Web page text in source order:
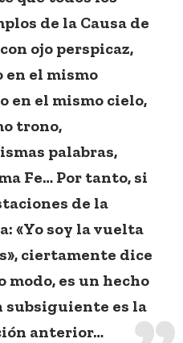
de la Causa de
ojo perspicaz,
en el mismo
en el mismo cielo,
trono,
palabras,
Fe… Por tanto, si
de la
«Yo soy la vuelta
ciertamente dice
modo, es un hecho
subsiguiente es la
anterior…